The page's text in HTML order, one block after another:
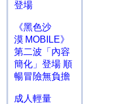
登場
《黑色沙
漠 MOBILE》
第二波「內容
簡化」登場 順
暢冒險無負擔
成人輕量